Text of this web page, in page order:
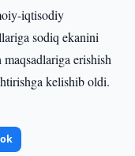
iqtisodiy
sodiq ekanini
erishish
kelishib oldi.